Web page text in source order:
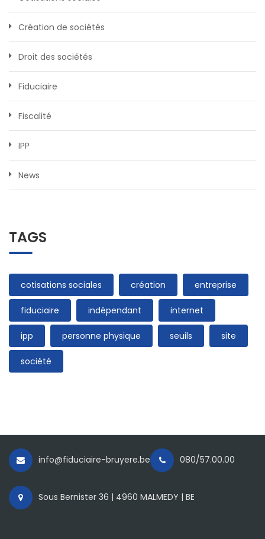
Création de sociétés
Droit des sociétés
Fiduciaire
Fiscalité
IPP
News
TAGS
cotisations sociales création entreprise
fiduciaire indépendant internet
ipp personne physique seuils site
société
info@fiduciaire-bruyere.be 080/57.00.00
Sous Bernister 36 | 4960 MALMEDY | BE